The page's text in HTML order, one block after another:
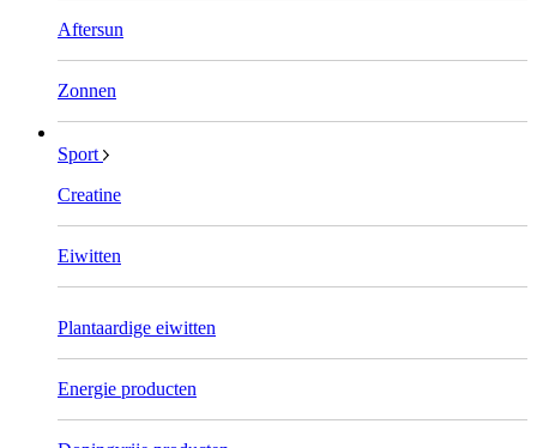
Aftersun
Zonnen
Sport
Creatine
Eiwitten
Plantaardige eiwitten
Energie producten